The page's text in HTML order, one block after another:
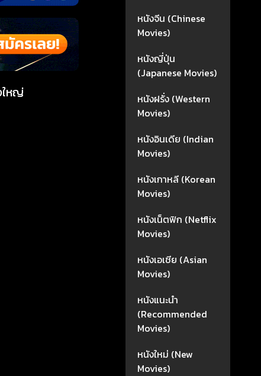
ใหญ่
หนังจีน (Chinese
Movies)
หนังญี่ปุ่น
(Japanese Movies)
หนังฝรั่ง (Western
Movies)
หนังอินเดีย (Indian
Movies)
หนังเกาหลี (Korean
Movies)
หนังเน็ตฟิก (Netflix
Movies)
หนังเอเชีย (Asian
Movies)
หนังแนะนำ
(Recommended
Movies)
หนังใหม่ (New
Movies)